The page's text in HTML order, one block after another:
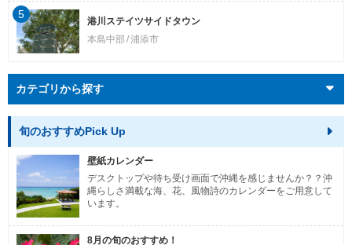
港川ステイツサイドタウン
本島中部 浦添市
5
カテゴリから探す
旬のおすすめPick Up
壁紙カレンダー
デスクトップや待ち受け画面で沖縄を感じませんか？？沖
縄らしさ満載な海、花、風物詩のカレンダーをご用意して
います。
8月の旬のおすすめ！